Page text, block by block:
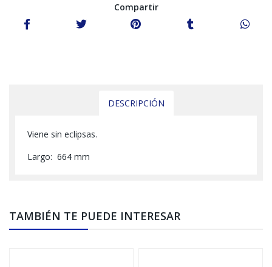
Compartir
DESCRIPCIÓN
Viene sin eclipsas.
Largo: 664 mm
TAMBIÉN TE PUEDE INTERESAR